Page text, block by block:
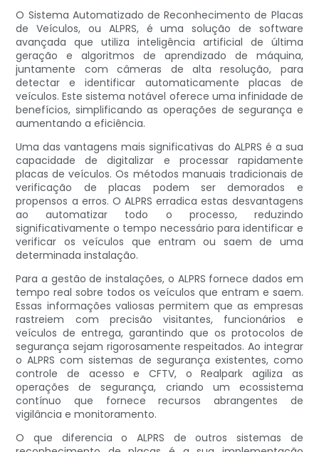
O Sistema Automatizado de Reconhecimento de Placas
de Veículos, ou ALPRS, é uma solução de software
avançada que utiliza inteligência artificial de última
geração e algoritmos de aprendizado de máquina,
juntamente com câmeras de alta resolução, para
detectar e identificar automaticamente placas de
veículos. Este sistema notável oferece uma infinidade de
benefícios, simplificando as operações de segurança e
aumentando a eficiência.
Uma das vantagens mais significativas do ALPRS é a sua
capacidade de digitalizar e processar rapidamente
placas de veículos. Os métodos manuais tradicionais de
verificação de placas podem ser demorados e
propensos a erros. O ALPRS erradica estas desvantagens
ao automatizar todo o processo, reduzindo
significativamente o tempo necessário para identificar e
verificar os veículos que entram ou saem de uma
determinada instalação.
Para a gestão de instalações, o ALPRS fornece dados em
tempo real sobre todos os veículos que entram e saem.
Essas informações valiosas permitem que as empresas
rastreiem com precisão visitantes, funcionários e
veículos de entrega, garantindo que os protocolos de
segurança sejam rigorosamente respeitados. Ao integrar
o ALPRS com sistemas de segurança existentes, como
controle de acesso e CFTV, o Realpark agiliza as
operações de segurança, criando um ecossistema
contínuo que fornece recursos abrangentes de
vigilância e monitoramento.
O que diferencia o ALPRS de outros sistemas de